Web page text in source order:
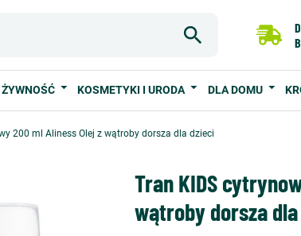
ŻYWNOŚĆ KOSMETYKI I URODA DLA DOMU
200 ml Aliness Olej z wątroby dorsza dla dzieci
Tran KIDS
wątroby dorsza